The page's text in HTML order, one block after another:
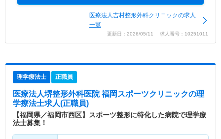
医療法人吉村整形外科クリニックの求人
一覧
更新日：2026/05/11 求人番号：10251011
理学療法士 正職員
医療法人堺整形外科医院 福岡スポーツクリニックの理
学療法士求人(正職員)
【福岡県／福岡市西区】スポーツ整形に特化した病院で理学療
法士募集！